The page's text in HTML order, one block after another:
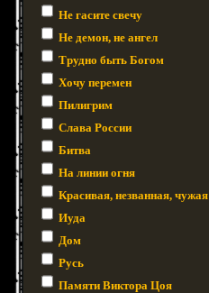
Не гасите свечу
Не демон, не ангел
Трудно быть Богом
Хочу перемен
Пилигрим
Слава России
Битва
На линии огня
Красивая, незванная, чужая
Иуда
Дом
Русь
Памяти Виктора Цоя